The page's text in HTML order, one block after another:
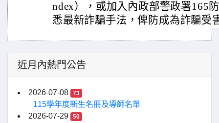
ndex），或加入內政部警政署165
悉最新詐騙手法，俾防成為詐騙受
近月內熱門公告
2026-07-08 73
115學年度新生名冊及導師名單
2026-07-29
50